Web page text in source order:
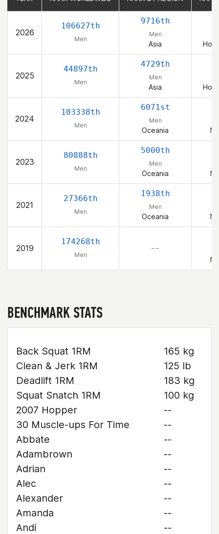
2026
106627th
Men
9716th
Men
Asia
2025
44897th
Men
4729th
Men
Asia
2024
103338th
Men
6071st
Men
Oceania
2023
80888th
Men
5000th
Men
Oceania
2021
27366th
Men
1938th
Men
Oceania
2019
174268th
Men
– –
BENCHMARK STATS
Back Squat 1RM
165 kg
Clean & Jerk 1RM
125 lb
Deadlift 1RM
183 kg
Squat Snatch 1RM
100 kg
2007 Hopper
--
30 Muscle-ups For Time
--
Abbate
--
Adambrown
--
Adrian
--
Alec
--
Alexander
--
Amanda
--
Andi
--